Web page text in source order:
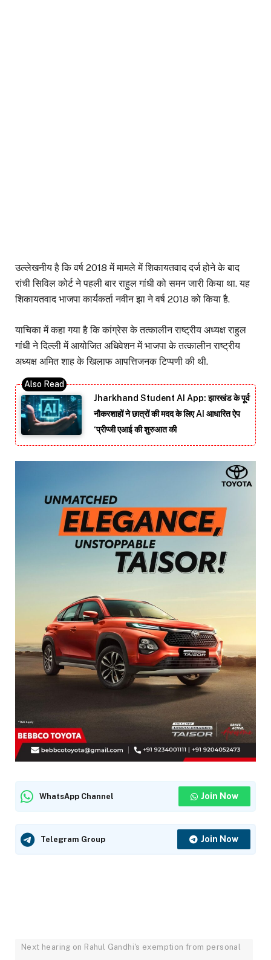
उल्लेखनीय है कि वर्ष 2018 में मामले में शिकायतवाद दर्ज होने के बाद
रांची सिविल कोर्ट ने पहली बार राहुल गांधी को समन जारी किया था. यह
शिकायतवाद भाजपा कार्यकर्ता नवीन झा ने वर्ष 2018 को किया है.
याचिका में कहा गया है कि कांग्रेस के तत्कालीन राष्ट्रीय अध्यक्ष राहुल
गांधी ने दिल्ली में आयोजित अधिवेशन में भाजपा के तत्कालीन राष्ट्रीय
अध्यक्ष अमित शाह के खिलाफ आपत्तिजनक टिप्पणी की थी.
Jharkhand Student AI App: झारखंड के पूर्व
नौकरशाहों ने छात्रों की मदद के लिए AI आधारित ऐप
‘प्रीप्जी एआई की शुरुआत की
WhatsApp Channel Join Now
Telegram Group Join Now
Next hearing on Rahul Gandhi's exemption from personal